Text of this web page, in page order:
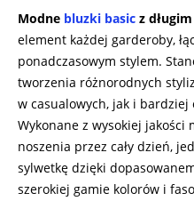
05
Modne bluzki basic z
element każdej garderoby,
ponadczasowym stylem.
tworzenia różnorodnych
w casualowych, jak i bardziej
Wykonane z wysokiej jakości
noszenia przez cały dzień,
sylwetkę dzięki
szerokiej gamie kolorów i